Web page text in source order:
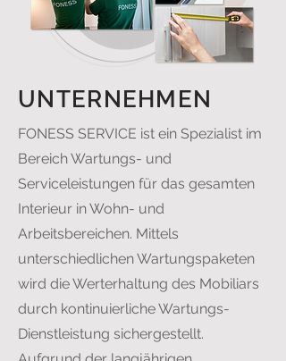
UNTERNEHMEN
FONESS SERVICE ist ein Spezialist im
Bereich Wartungs- und
Serviceleistungen für das gesamten
Interieur in Wohn- und
Arbeitsbereichen. Mittels
unterschiedlichen Wartungspaketen
wird die Werterhaltung des Mobiliars
durch kontinuierliche Wartungs-
Dienstleistung sichergestellt.